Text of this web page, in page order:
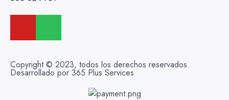
Copyright © 2023, todos los derechos reservados.
Desarrollado por 365 Plus Services